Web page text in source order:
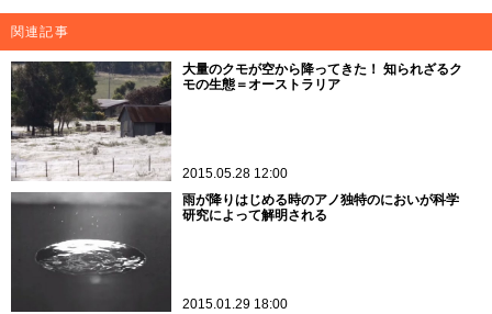
関連記事
大量のクモが空から降ってきた！ 知られざるク
モの生態＝オーストラリア
2015.05.28 12:00
雨が降りはじめる時のアノ独特のにおいが科学
研究によって解明される
2015.01.29 18:00